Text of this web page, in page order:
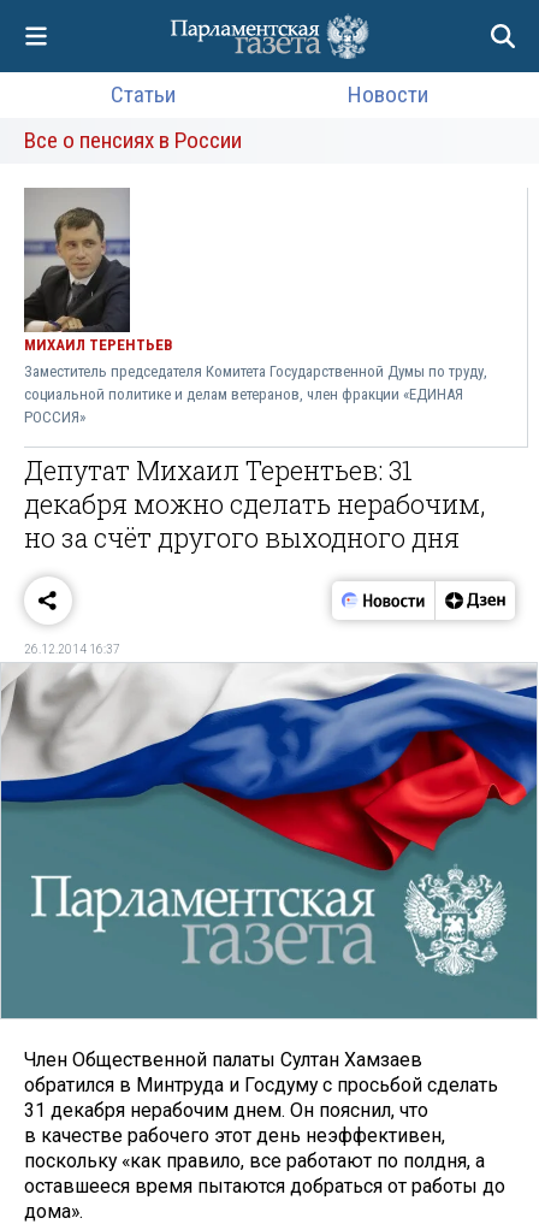
Статьи
Новости
Все о пенсиях в России
МИХАИЛ ТЕРЕНТЬЕВ
Заместитель председателя Комитета Государственной Думы по труду,
социальной политике и делам ветеранов, член фракции «ЕДИНАЯ
РОССИЯ»
Депутат Михаил Терентьев: 31
декабря можно сделать нерабочим,
но за счёт другого выходного дня
26.12.2014 16:37
Член Общественной палаты Султан Хамзаев
обратился в Минтруда и Госдуму с просьбой сделать
31 декабря нерабочим днем. Он пояснил, что
в качестве рабочего этот день неэффективен,
поскольку «как правило, все работают по полдня, а
оставшееся время пытаются добраться от работы до
дома».